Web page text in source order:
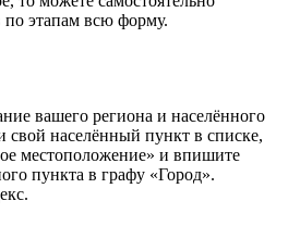
по этапам всю форму.
вашего региона и населённого
населённый пункт в списке,
местоположение» и впишите
пункта в графу «Город».